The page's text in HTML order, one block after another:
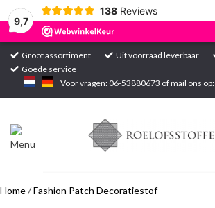
9,7
138 Reviews
Groot assortiment Uit voorraad leverbaar
Goede service
Voor vragen: 06-53880673 of mail ons op:
Home
Projecten
Home/Fashion Patch Decoratiestof